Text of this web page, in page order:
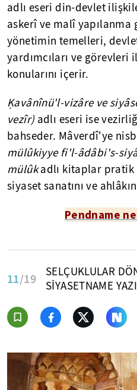
adlı eseri din-devlet
askerî ve malî
yönetimin temelleri,
yardımcıları ve
konularını içerir.
Ḳavânînü'l-vizâre ve
vezîr) adlı eseri ise
bahseder. Mâverdî'ye
mülûkiyye fi'l-âdâbi's-
mülûkadlı kitaplar pratik
siyaset sanatını ve
Pendname
11/19
SELÇUKLULAR
SİYASETNAME